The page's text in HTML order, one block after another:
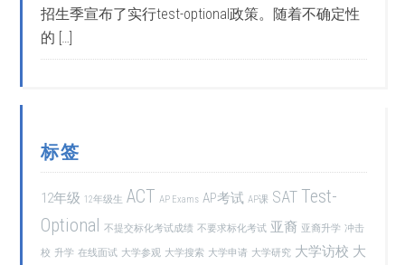
招生季宣布了实行test-optional政策。随着不确定性
的 […]
标签
12年级 12年级生 ACT AP Exams AP考试 AP课 SAT Test-
Optional 不提交标化考试成绩 不要求标化考试 亚裔 亚裔升学 冲击
校 升学 在线面试 大学参观 大学搜索 大学申请 大学研究 大学访校 大